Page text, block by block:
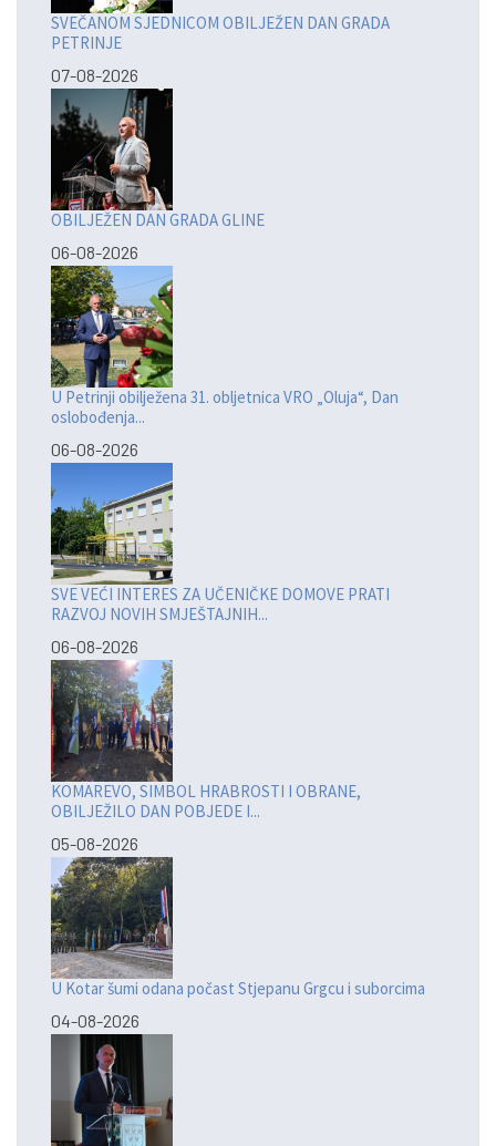
SVEČANOM SJEDNICOM OBILJEŽEN DAN GRADA
PETRINJE
07-08-2026
OBILJEŽEN DAN GRADA GLINE
06-08-2026
U Petrinji obilježena 31. obljetnica VRO „Oluja“, Dan
oslobođenja...
06-08-2026
SVE VEĆI INTERES ZA UČENIČKE DOMOVE PRATI
RAZVOJ NOVIH SMJEŠTAJNIH...
06-08-2026
KOMAREVO, SIMBOL HRABROSTI I OBRANE,
OBILJEŽILO DAN POBJEDE I...
05-08-2026
U Kotar šumi odana počast Stjepanu Grgcu i suborcima
04-08-2026